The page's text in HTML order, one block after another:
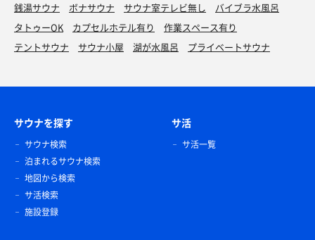
銭湯サウナ
ボナサウナ サウナ室テレビ無し
バイブラ水風呂
タトゥーOK
カプセルホテル有り
作業スペース有り
テントサウナ
サウナ小屋 湖が水風呂 プライベートサウナ
サウナを探す
サウナ検索
泊まれるサウナ検索
地図から検索
サ活検索
施設登録
サ活
サ活一覧